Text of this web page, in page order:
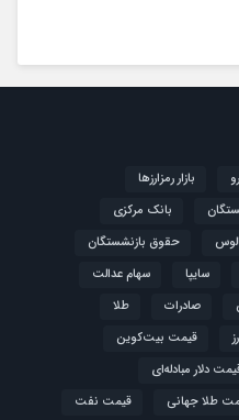
بازار رمزارزها
بانک مرکزی
حقوق بازنشستگان
سایپا
سهام عدالت
صادرات
طلا
قیمت بیت‌کوین
دلار مبادله‌ای
طلا جهانی
قیمت نفت